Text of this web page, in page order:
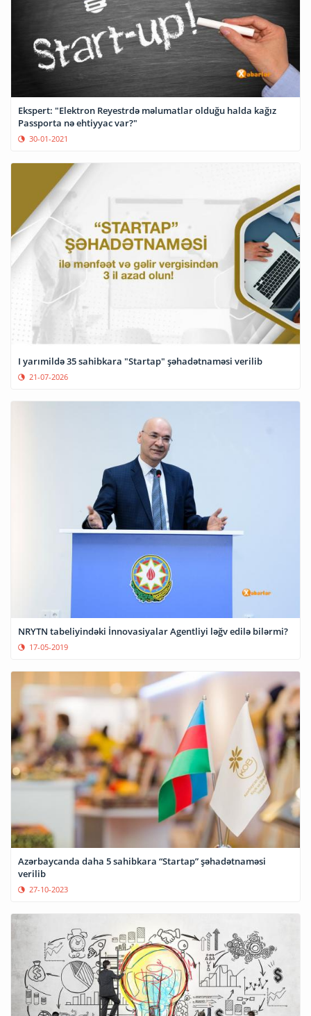
Ekspert: "Elektron Reyestrdə məlumatlar olduğu halda kağız
Passporta nə ehtiyyac var?"
30-01-2021
I yarımildə 35 sahibkara "Startap" şəhadətnaməsi verilib
21-07-2026
NRYTN tabeliyindəki İnnovasiyalar Agentliyi ləğv edilə bilərmi?
17-05-2019
Azərbaycanda daha 5 sahibkara “Startap” şəhadətnaməsi
verilib
27-10-2023